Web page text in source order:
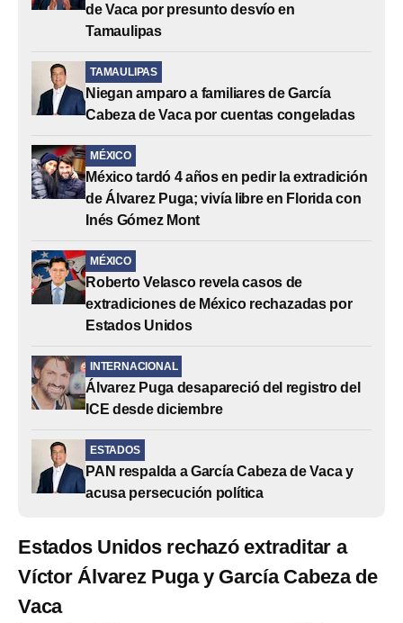
de Vaca por presunto desvío en
Tamaulipas
TAMAULIPAS
Niegan amparo a familiares de García
Cabeza de Vaca por cuentas congeladas
MÉXICO
México tardó 4 años en pedir la extradición
de Álvarez Puga; vivía libre en Florida con
Inés Gómez Mont
MÉXICO
Roberto Velasco revela casos de
extradiciones de México rechazadas por
Estados Unidos
INTERNACIONAL
Álvarez Puga desapareció del registro del
ICE desde diciembre
ESTADOS
PAN respalda a García Cabeza de Vaca y
acusa persecución política
Estados Unidos rechazó extraditar a
Víctor Álvarez Puga y García Cabeza de
Vaca